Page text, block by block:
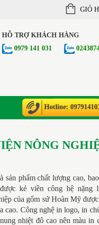
GIỎ
HỖ TRỢ KHÁCH HÀNG
0979 141 031
Hotline:
NÔNG
sản phẩm chất lượng cao,
kẻ viền công hệ nặng
của gốm sứ Hoàn Mỹ được
cao. Công nghệ in logo, in
nhiệt đô cao nên màu in